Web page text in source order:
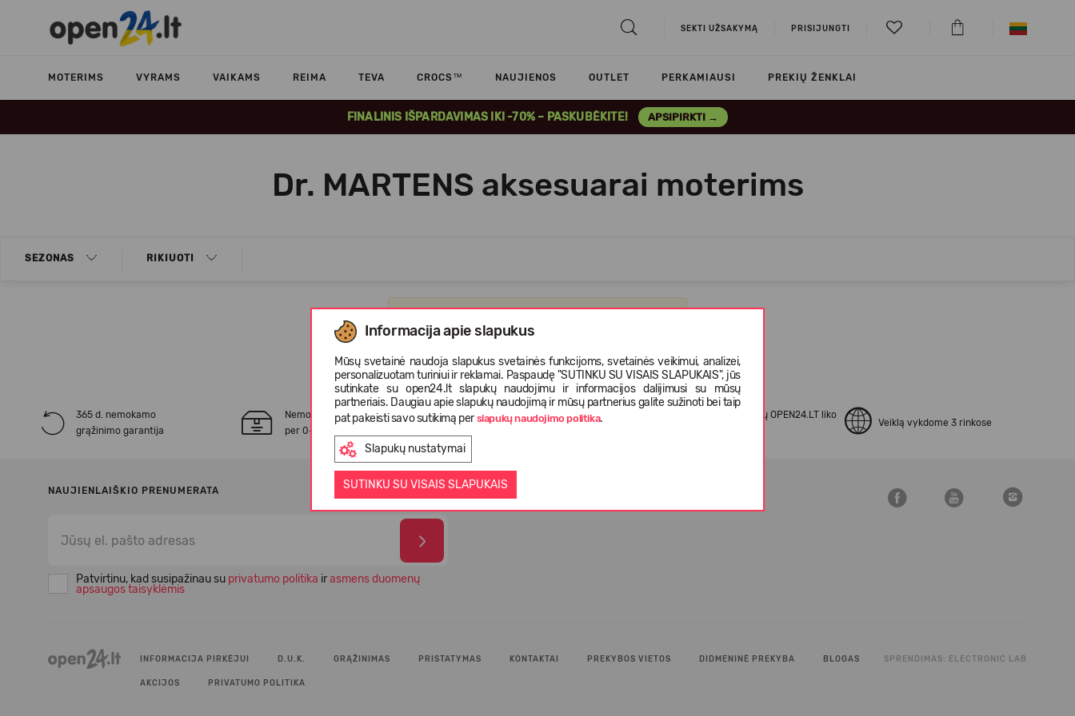
SEKTI UŽSAKYMĄ PRISIJUNGTI
MOTERIMS VYRAMS VAIKAMS REIMA TEVA CROCS™ NAUJIENOS OUTLET PERKAMIAUSI PREKIŲ ŽENKLAI
FINALINIS IŠPARDAVIMAS IKI -70% – PASKUBĖKITE! APSIPIRKTI →
Informacija apie slapukus
Mūsų svetainė naudoja slapukus svetainės funkcijoms, svetainės veikimui, analizei,
personalizuotam turiniui ir reklamai. Paspaudę "SUTINKU SU VISAIS SLAPUKAIS", jūs
sutinkate su open24.lt slapukų naudojimu ir informacijos dalijimusi su mūsų
partneriais. Daugiau apie slapukų naudojimą ir mūsų partnerius galite sužinoti bei taip
pat pakeisti savo sutikimą per slapukų naudojimo politika.
Slapukų nustatymai
SUTINKU SU VISAIS SLAPUKAIS
Dr. MARTENS aksesuarai moterims
SEZONAS RIKIUOTI
365 d. nemokamo
grąžinimo garantija
Nemokamas* pristatymas
per 0-3 darbo dienas
Pasirinkimas iš daugiau kaip 5 000
Tiek apsipirkusių OPEN24.LT liko
Veiklą vykdome 3 rinkose
NAUJIENLAIŠKIO PRENUMERATA
Patvirtinu, kad susipažinau su privatumo politika irasmens duomenų
apsaugos taisyklėmis
INFORMACIJA PIRKĖJUI D.U.K. GRĄŽINIMAS PRISTATYMAS KONTAKTAI PREKYBOS VIETOS DIDMENINĖ PREKYBA BLOGAS
AKCIJOS PRIVATUMO POLITIKA
SPRENDIMAS: ELECTRONIC LAB